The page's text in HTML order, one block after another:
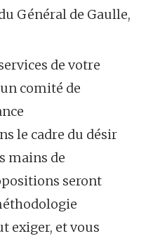
Général de Gaulle,
de votre
comité de
le cadre du désir
mains de
seront
exiger, et vous